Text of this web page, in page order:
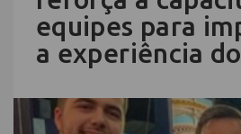
equipes para
a experiência